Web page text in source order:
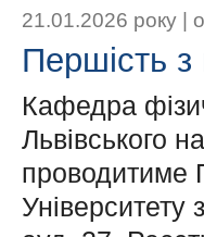
21.01.2026 року |
Першість
Кафедра
Львівського
проводитиме